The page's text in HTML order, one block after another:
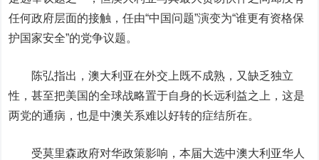
任何政府层面的接触，任由“中国问题”演变为“谁更有资格保
护国家安全”的党争议题。
陈弘指出，澳大利亚在外交上既不成熟，又缺乏独立
性，甚至把美国的全球战略置于自身的长远利益之上，这是
两党的通病，也是中澳关系难以好转的症结所在。
受莫里森政府对华政策影响，本届大选中澳大利亚华人